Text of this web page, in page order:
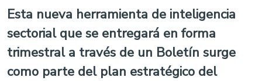
Esta nueva herramienta de inteligencia
sectorial que se entregará en forma
trimestral a través de un Boletín surge
como parte del plan estratégico del